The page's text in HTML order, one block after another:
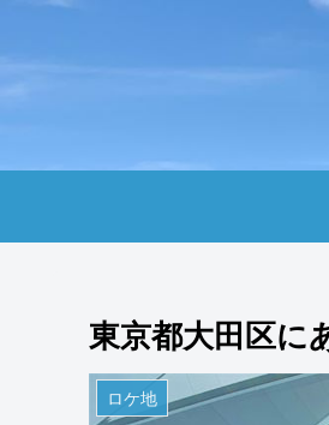
東京都大田区に
ロケ地